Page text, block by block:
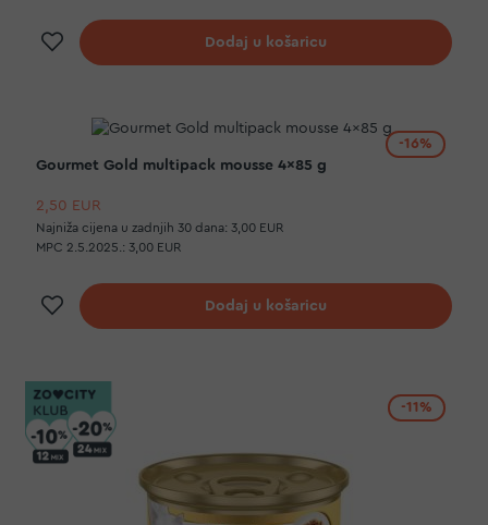
Dodaj na listu želja
Dodaj u košaricu
-16%
Gourmet Gold multipack mousse 4x85 g
2,50 EUR
Najniža cijena u zadnjih 30 dana: 3,00 EUR
MPC 2.5.2025.: 3,00 EUR
Dodaj na listu želja
Dodaj u košaricu
-11%